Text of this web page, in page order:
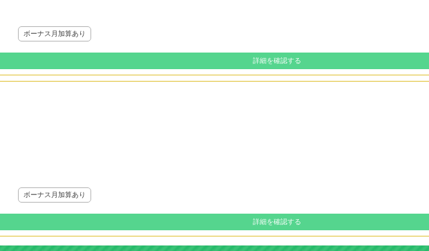
ボーナス月加算あり
詳細を確認する
ボーナス月加算あり
詳細を確認する